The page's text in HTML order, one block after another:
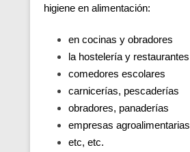
higiene en alimentación:
en cocinas y obradores
la hostelería y restaurantes
comedores escolares
carnicerías, pescaderías
obradores, panaderías
empresas agroalimentarias
etc, etc.